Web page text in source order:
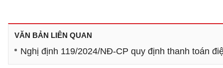
VĂN BẢN LIÊN QUAN
Nghị định 119/2024/NĐ-CP quy định thanh toán